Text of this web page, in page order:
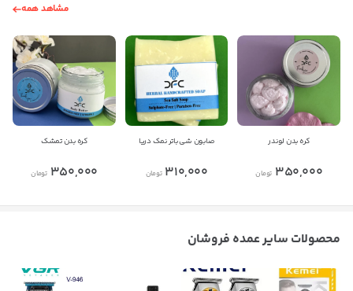
مشاهد همه
کره بدن لوندر
350,000 تومان
صابون شی باتر نمک دریا
310,000 تومان
کره بدن تمشک
350,000 تومان
محصولات سایر عمده فروشان
اطلاعات تماس